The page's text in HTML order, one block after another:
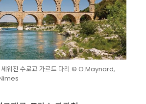
세워진 수로교 가르드 다리.© O.Maynard,